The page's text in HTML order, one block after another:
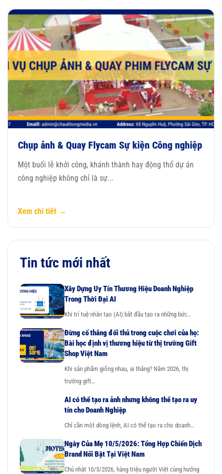
Chụp ảnh & Quay Flycam Sự kiện Công nghiệp
Một buổi lễ khởi công, khánh thành hay động thổ dự án
công nghiệp không chỉ là sự...
Xem chi tiết →
Tin tức mới nhất
Xây Dựng Uy Tín Thương Hiệu Doanh Nghiệp
Trong Thời Đại AI
Khi trí tuệ nhân tạo (AI) bắt đầu tạo ra những bức…
Đừng cố thắng đối thủ trong cuộc chơi của họ:
Bài học định vị thương hiệu từ thị trường Gift
Shop Việt Nam
Khi sản phẩm giống nhau, ai thắng? Năm 2026, thị
trường gift…
AI có thể tạo ra ảnh nhưng không thể tạo ra uy
tín cho Doanh Nghiệp
Chỉ cần một dòng lệnh, AI có thể tạo ra cho doanh…
Ngày Của Mẹ 10/5/2026: Tổng Hợp Chiến Dịch
Brand Nổi Bật Tại Việt Nam
Chủ nhật 10/5/2026, hàng triệu người Việt cùng hướng